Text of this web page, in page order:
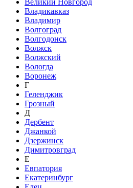
Великий Новгород
Владикавказ
Владимир
Волгоград
Волгодонск
Волжск
Волжский
Вологда
Воронеж
Г
Геленджик
Грозный
Д
Дербент
Джанкой
Дзержинск
Димитровград
Е
Евпатория
Екатеринбург